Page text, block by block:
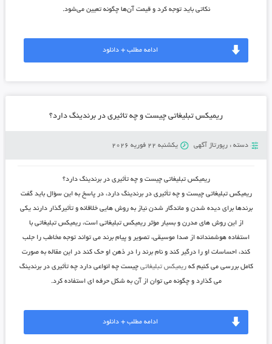
نکاتی باید توجه کرد و قیمت آن‌ها چگونه تعیین می‌شود.
ادامه مطلب + دانلود
ریمیکس تبلیغاتی چیست و چه تاثیری در برندینگ دارد؟
دسته : رپورتاژ آگهی یکشنبه 22 فوریه 2026
ریمیکس تبلیغاتی چیست و چه تأثیری در برندینگ دارد؟
ریمیکس تبلیغاتی چیست و چه تأثیری در برندینگ دارد، در پاسخ به این سؤال باید گفت
برندها برای دیده شدن و ماندگار شدن نیاز به روش هایی خلاقانه و تأثیرگذار دارند یکی
از این روش های مدرن و بسیار مؤثر ریمیکس تبلیغاتی است، ریمیکس تبلیغاتی با
استفاده هوشمندانه از صدا موسیقی، تصویر و پیام برند می تواند توجه مخاطب را جلب
کند، احساسات او را درگیر کند و نام برند را در ذهن او حک کند در این مقاله به صورت
کامل بررسی می کنیم کهریمیکس تبلیغاتی چیست چه انواعی دارد چه تأثیری در برندینگ
می گذارد و چگونه می توان از آن به شکل حرفه ای استفاده کرد.
ادامه مطلب + دانلود